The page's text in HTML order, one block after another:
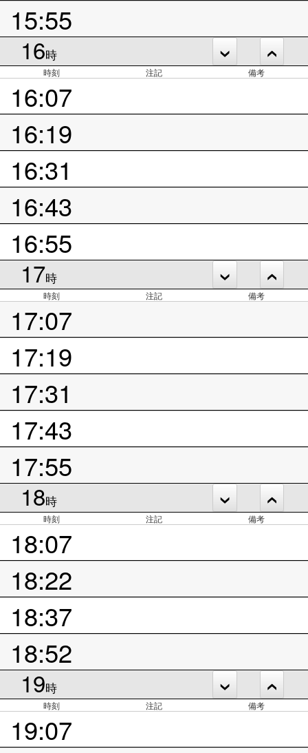
15:55
16時
時刻 注記 備考
16:07
16:19
16:31
16:43
16:55
17時
時刻 注記 備考
17:07
17:19
17:31
17:43
17:55
18時
時刻 注記 備考
18:07
18:22
18:37
18:52
19時
時刻 注記 備考
19:07